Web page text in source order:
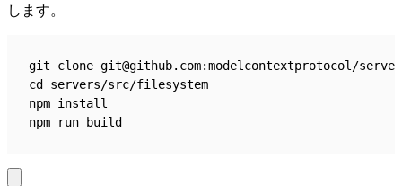
します。
git clone git@github.com:modelcontextprotocol/
cd servers/src/filesystem
npm install
npm run build